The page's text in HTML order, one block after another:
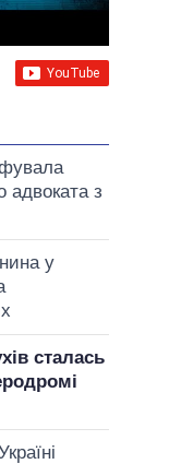
адвоката з
у
сталась